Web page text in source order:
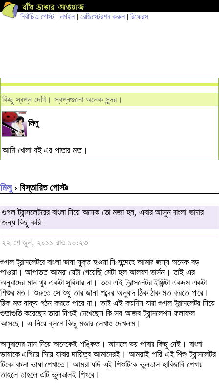
নির্বাচিত পোস্ট| লগইন | রেজিস্ট্রেশন করুন | রিফ্রেস
কিছু স্বপ্ন দেখি। স্বপ্নগুলো অনেক সুন্দর।
মিলু
আমি খোলা বই এর পাতার মত।
মিলু› বিস্তারিত পোস্টঃ
গুগল ট্রান্সলেটরের বাংলা নিয়ে অনেক তো মজা হল, এবার আসুন বাংলা ভাষার
জন্য কিছু করি।
২২ শে জুন, ২০১১ রাত ১০:২৩
গুগল ট্রান্সলেটরে বাংলা ভাষা যুক্ত হওয়া নিঃসন্দেহে আমার জন্য অনেক বড়
পাওয়া। আপাতত আমরা যেটা পেয়েছি সেটা হল আলফা ভার্সন। তাই এর
অনুবাদের মান খুব একটা সুবিধার না। তবে এই ট্রান্সলেটর ইঞ্জিন্টা একদম একটা
শিশুর মত। শুরুতে সে শুধু তার জানা শব্দের অনুবাদ ঠিক ঠাক মত করতে পারে।
ঠিক মত বাক্য গঠন করতে পারে না। তাই এই কয়দিন যারা গুগল ট্রান্সলেটর নিয়ে
গুতাগুতি করেছেন তারা নিশ্চই দেখেছেন কি সব আজব ট্রান্সলেশন ফলাফল
আসছে। এ নিয়ে ব্লগে কিছু মজার লেখাও দেখলাম।
অনুবাদের মান নিয়ে অনেকেই শঙ্কিত। আসলে ভয় পাবার কিছু নেই। বাংলা
ভাষাকে এগিয়ে নিয়ে যাবার দায়িত্ব আমাদেরই। আমরাই পারি এই শিশু ট্রান্সলেটর
টিকে বাংলা ভাষা শেখাতে। আমরা যদি এই শিশুটিকে ভুলভাল হাবিজাবি শেখায়
তাহলে তাহলে এটি ভুলভালই শিখবে।